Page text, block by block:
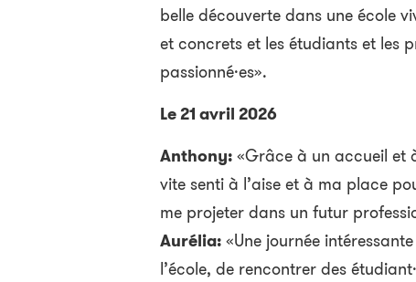
belle découverte dans une école
et concrets et les étudiants et les
passionné·es».
Le 21 avril 2026
Anthony:«Grâce à un accueil et
vite senti à l’aise et à ma place
me projeter dans un futur
Aurélia:«Une journée
l’école, de rencontrer des